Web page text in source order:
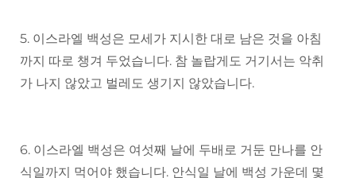
5. 이스라엘 백성은 모세가 지시한 대로 남은 것을 아침
까지 따로 챙겨 두었습니다. 참 놀랍게도 거기서는 악취
가 나지 않았고 벌레도 생기지 않았습니다.
6. 이스라엘 백성은 여섯째 날에 두배로 거둔 만나를 안
식일까지 먹어야 했습니다. 안식일 날에 백성 가운데 몇